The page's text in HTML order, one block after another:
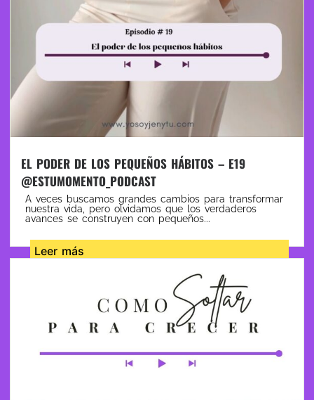
EL PODER DE LOS PEQUEÑOS HÁBITOS – E19
@ESTUMOMENTO_PODCAST
A veces buscamos grandes cambios para transformar
nuestra vida, pero olvidamos que los verdaderos
avances se construyen con pequeños...
Leer más